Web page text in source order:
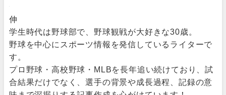
伸
学生時代は野球部で、野球観戦が大好きな30歳。
野球を中心にスポーツ情報を発信しているライターで
す。
プロ野球・高校野球・MLBを長年追い続けており、試
合結果だけでなく、選手の背景や成長過程、記録の意